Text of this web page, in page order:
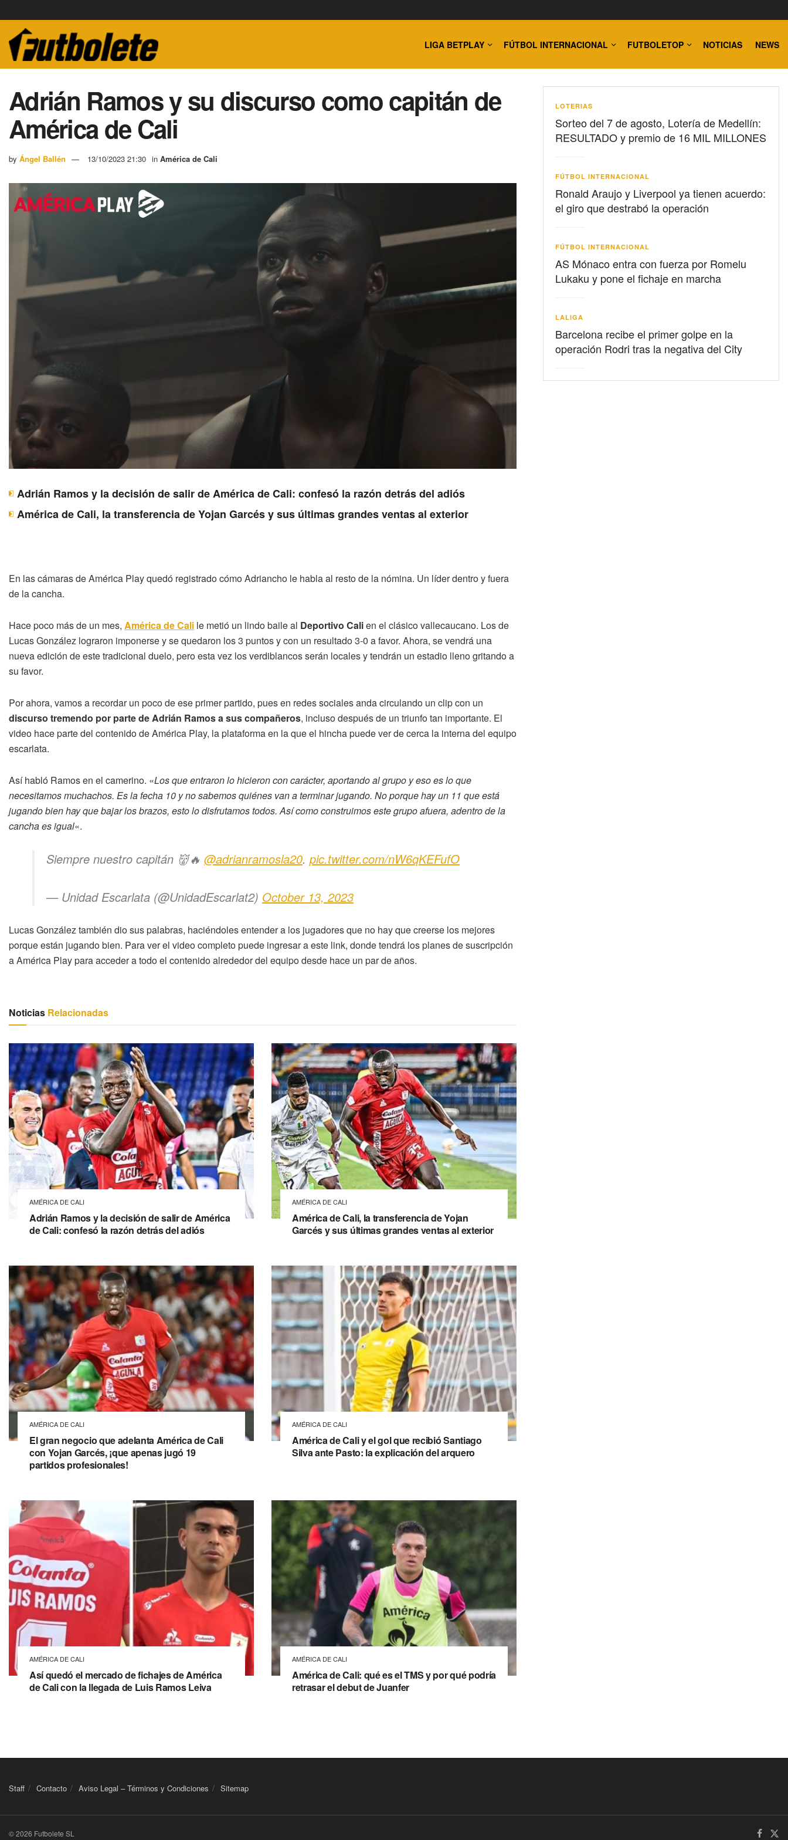
LIGA BETPLAY FÚTBOL INTERNACIONAL FUTBOLETOP NOTICIAS NEWS
Adrián Ramos y su discurso como capitán de
América de Cali
by Ángel Ballén 13/10/2023 21:30 in América de Cali
Adrián Ramos y la decisión de salir de América de Cali: confesó la razón detrás del adiós
América de Cali, la transferencia de Yojan Garcés y sus últimas grandes ventas al exterior
En las cámaras de América Play quedó registrado cómo Adriancho le habla al resto de la nómina. Un líder dentro y fuera
de la cancha.
Hace poco más de un mes, América de Cali le metió un lindo baile al Deportivo Calien el clásico vallecaucano. Los de
Lucas González lograron imponerse y se quedaron los 3 puntos y con un resultado 3-0 a favor. Ahora, se vendrá una
nueva edición de este tradicional duelo, pero esta vez los verdiblancos serán locales y tendrán un estadio lleno gritando a
su favor.
Por ahora, vamos a recordar un poco de ese primer partido, pues en redes sociales anda circulando un clip con un
discurso tremendo por parte de Adrián Ramos a sus compañeros, incluso después de un triunfo tan importante. El
video hace parte del contenido de América Play, la plataforma en la que el hincha puede ver de cerca la interna del equipo
escarlata.
Así habló Ramos en el camerino. «Los que entraron lo hicieron con carácter, aportando al grupo y eso es lo que
necesitamos muchachos. Es la fecha 10 y no sabemos quiénes van a terminar jugando. No porque hay un 11 que está
jugando bien hay que bajar los brazos, esto lo disfrutamos todos. Así como construimos este grupo afuera, adentro de la
cancha es igual«.
Siempre nuestro capitán 👹🔥 @adrianramosla20. pic.twitter.com/nW6qKEFufO
— Unidad Escarlata (@UnidadEscarlat2) October 13, 2023
Lucas González también dio sus palabras, haciéndoles entender a los jugadores que no hay que creerse los mejores
porque están jugando bien. Para ver el video completo puede ingresar a este link, donde tendrá los planes de suscripción
a América Play para acceder a todo el contenido alrededor del equipo desde hace un par de años.
Noticias Relacionadas
AMÉRICA DE CALI
Adrián Ramos y la decisión de salir de América
de Cali: confesó la razón detrás del adiós
AMÉRICA DE CALI
América de Cali, la transferencia de Yojan
Garcés y sus últimas grandes ventas al exterior
AMÉRICA DE CALI
El gran negocio que adelanta América de Cali
con Yojan Garcés, ¡que apenas jugó 19
partidos profesionales!
AMÉRICA DE CALI
América de Cali y el gol que recibió Santiago
Silva ante Pasto: la explicación del arquero
AMÉRICA DE CALI
Así quedó el mercado de fichajes de América
de Cali con la llegada de Luis Ramos Leiva
AMÉRICA DE CALI
América de Cali: qué es el TMS y por qué podría
retrasar el debut de Juanfer
LOTERIAS
Sorteo del 7 de agosto, Lotería de Medellín:
RESULTADO y premio de 16 MIL MILLONES
FÚTBOL INTERNACIONAL
Ronald Araujo y Liverpool ya tienen acuerdo:
el giro que destrabó la operación
FÚTBOL INTERNACIONAL
AS Mónaco entra con fuerza por Romelu
Lukaku y pone el fichaje en marcha
LALIGA
Barcelona recibe el primer golpe en la
operación Rodri tras la negativa del City
Staff Contacto Aviso Legal – Términos y Condiciones Sitemap
© 2026 Futbolete SL